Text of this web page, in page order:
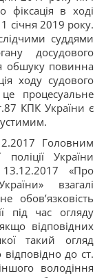
в ході
січня 2019 року.
суддями
досудового
обшуку повинна
ходу судового
процесуальне
КПК України є
Головним
України
«Про
взагалі
обов’язковість
під час огляду
відповідних
такий огляд
до ст.
володіння